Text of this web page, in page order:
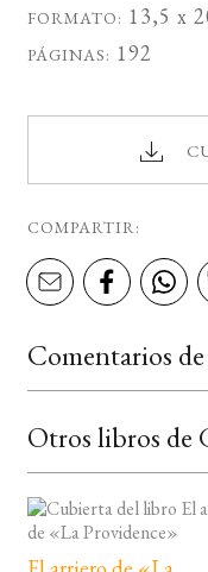
FORMATO: 13,5 x
PÁGINAS: 192
COMPARTIR:
Comentarios
Otros libros de